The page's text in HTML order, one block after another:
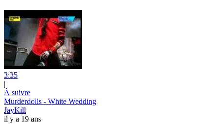
3:35
|
À suivre
Murderdolls - White Wedding
JayKill
il y a 19 ans